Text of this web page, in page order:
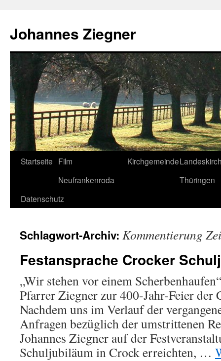
springen
Johannes Ziegner
Startseite Film
Neufrankenroda
Kirchgemeinde
Thüringen
Datenschutz
Schlagwort-Archiv: Kommentierung
Festansprache Crocker
„Wir stehen vor einem
Pfarrer Ziegner zur 400-Jahr-Feier der
Nachdem uns im Verlauf der
Anfragen bezüglich der umstrittenen
Johannes Ziegner auf der
Schuljubiläum in Crock erreichten, …